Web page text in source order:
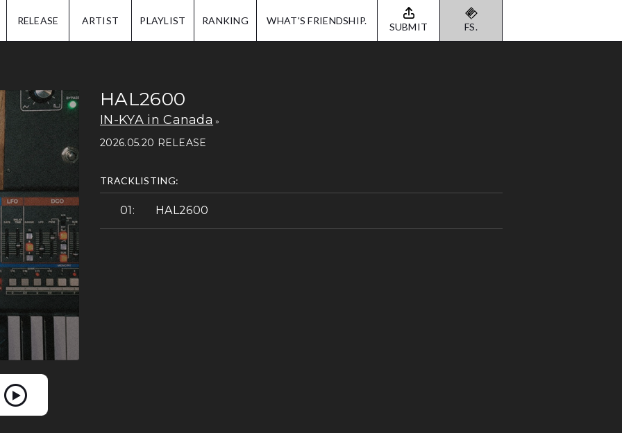
RELEASE ARTIST PLAYLIST RANKING WHAT'S FRIENDSHIP. SUBMIT FS.
HAL2600
IN-KYA in Canada
2026.05.20 RELEASE
TRACKLISTING:
HAL2600